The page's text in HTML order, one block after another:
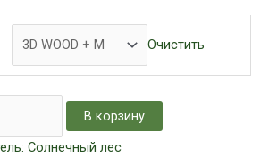
Очистить
В корзину
Солнечный лес